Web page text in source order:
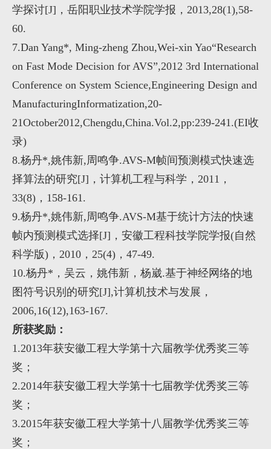
学探讨[J] ，岳阳职业技术学院学报， 2013,28(1),58-
60.
7.Dan Yang*, Ming-zheng Zhou,Wei-xin Yao“Research
on Fast Mode Decision for AVS”,2012 3rd International
Conference on System Science,Engineering Design and
ManufacturingInformatization,20-
21October2012,Chengdu,China.Vol.2,pp:239-241.(EI收
录)
8.杨丹*,姚伟新, 周鸣争.AVS-M帧间预测模式快速选
择算法的研究[J] ，计算机工程与科学， 2011 ，
33(8) ， 158-161.
9.杨丹*,姚伟新, 周鸣争.AVS-M基于统计方法的快速
帧内预测模式选择[J] ，安徽工程科技学院学报(自然
科学版) ， 2010 ， 25(4) ， 47-49.
10.杨丹* ，吴云，姚伟新，杨崴.基于神经网络的地
图符号识别的研究[J],计算机技术与发展，
2006,16(12),163-167.
所获奖励：
1.2013年获安徽工程大学第十六届教学优秀奖三等
奖；
2.2014年获安徽工程大学第十七届教学优秀奖三等
奖；
3.2015年获安徽工程大学第十八届教学优秀奖三等
奖；